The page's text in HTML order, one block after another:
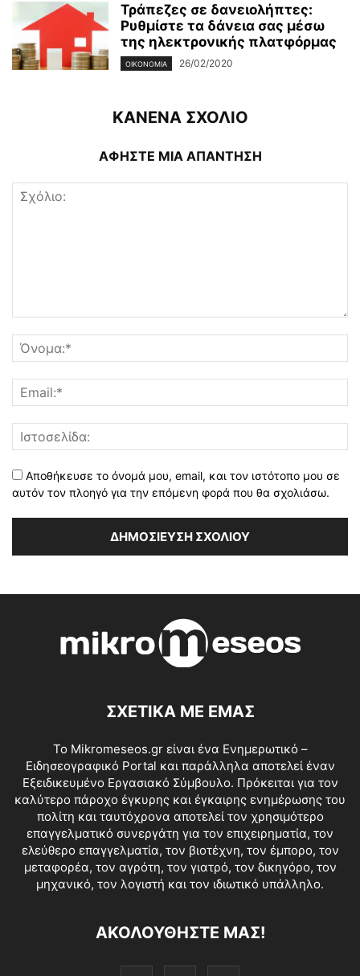
Τράπεζες σε δανειολήπτες:
Ρυθμίστε τα δάνεια σας μέσω
της ηλεκτρονικής πλατφόρμας
ΟΙΚΟΝΟΜΊΑ 26/02/2020
ΚΑΝΕΝΑ ΣΧΟΛΙΟ
ΑΦΗΣΤΕ ΜΙΑ ΑΠΑΝΤΗΣΗ
Αποθήκευσε το όνομά μου, email, και τον ιστότοπο μου σε
αυτόν τον πλοηγό για την επόμενη φορά που θα σχολιάσω.
ΣΧΕΤΙΚΑ ΜΕ ΕΜΑΣ
Το Mikromeseos.gr είναι ένα Ενημερωτικό –
Ειδησεογραφικό Portal και παράλληλα αποτελεί έναν
Εξειδικευμένο Εργασιακό Σύμβουλο. Πρόκειται για τον
καλύτερο πάροχο έγκυρης και έγκαιρης ενημέρωσης του
πολίτη και ταυτόχρονα αποτελεί τον χρησιμότερο
επαγγελματικό συνεργάτη για τον επιχειρηματία, τον
ελεύθερο επαγγελματία, τον βιοτέχνη, τον έμπορο, τον
μεταφορέα, τον αγρότη, τον γιατρό, τον δικηγόρο, τον
μηχανικό, τον λογιστή και τον ιδιωτικό υπάλληλο.
ΑΚΟΛΟΥΘΗΣΤΕ ΜΑΣ!